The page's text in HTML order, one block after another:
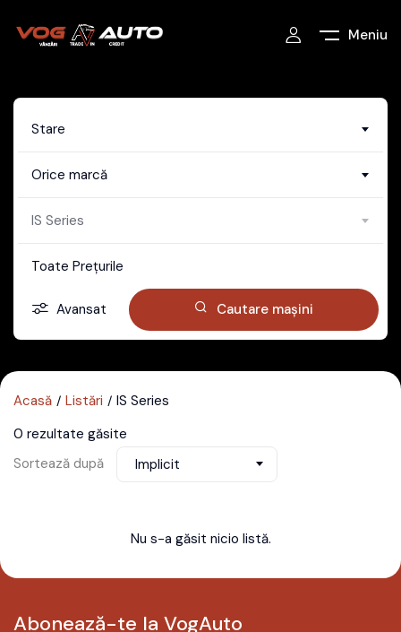
Meniu
Stare
Orice marcă
IS Series
Toate Prețurile
Avansat Cautare mașini
Acasă Listări
IS Series
0 rezultate găsite
Sortează după
Implicit
Nu s-a găsit nicio listă.
Abonează-te la VogAuto